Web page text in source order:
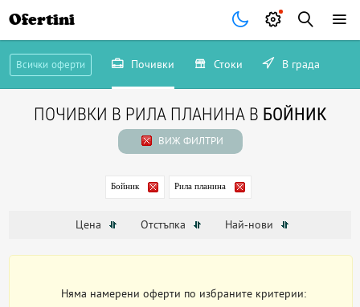
Ofertini
Всички оферти Почивки Стоки В града
ПОЧИВКИ В РИЛА ПЛАНИНА В БОЙНИК
ВИЖ ФИЛТРИ
Бойник Рила планина
Цена Отстъпка Най-нови
Няма намерени оферти по избраните критерии: